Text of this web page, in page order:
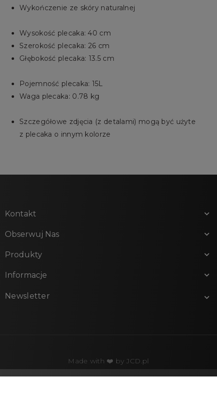
Wykończenie ze skóry naturalnej
Wysokość plecaka: 40 cm
Szerokość plecaka: 26 cm
Głębokość plecaka: 13.5 cm
Pojemność plecaka: 15L
Waga plecaka: 0.78 kg
Szczegółowe zdjęcia (z detalami) mogą być użyte
z plecaka o innym kolorze
Kontakt 
Obserwuj Nas 
Produkty 
Informacje 
Newsletter 
Made with ❤️ by JCD.pl